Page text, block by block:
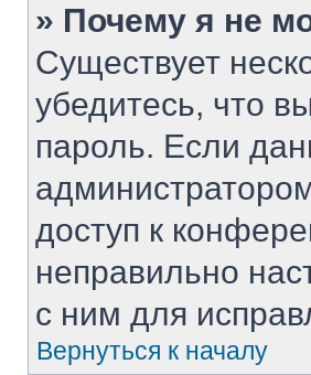
» Почему я не
Существует
убедитесь, что
пароль. Если
доступ к
неправильно
с ним для
Вернуться к началу